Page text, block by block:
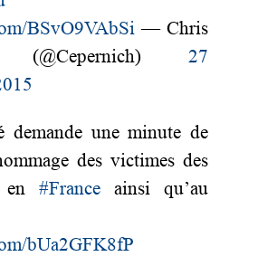
BSvO9VAbSi— Chris
(@Cepernich)27
demande une minute de
des victimes des
#Franceainsi qu’au
bUa2GFK8fP